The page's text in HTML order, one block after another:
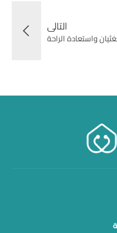
التالى
واستعادة الراحة